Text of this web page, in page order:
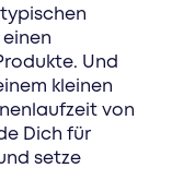
einen
Und
kleinen
von
Dich für
setze